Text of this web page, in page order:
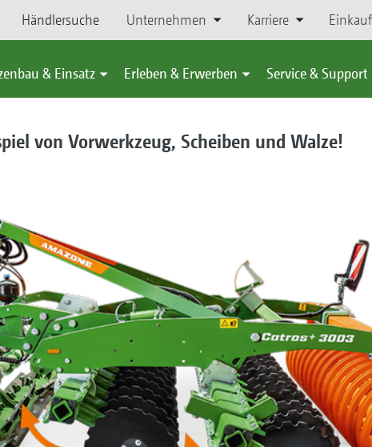
Händlersuche Unternehmen Karriere Einkauf
& Einsatz Erleben & Erwerben Service & Support
von Vorwerkzeug, Scheiben und Walze!